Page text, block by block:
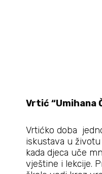
Vrtić “Umihana
Vrtićko doba
iskustava u
kada djeca uče
vještine i lekcije.